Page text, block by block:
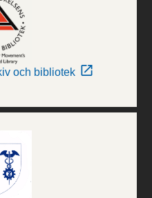
och bibliotek